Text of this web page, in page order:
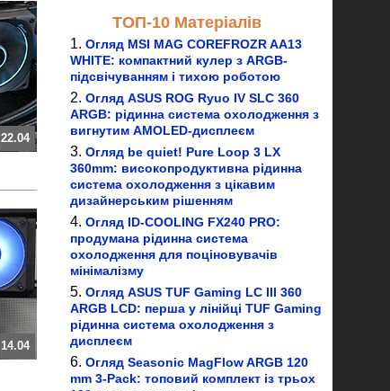
22.04
14.04
ТОП-10 Матеріалів
Огляд MSI MAG COREFROZR AA13
WHITE: компактний кулер з ARGB-
підсвічуванням і тихою роботою
Огляд ASUS ROG Ryuo IV SLC 360
ARGB: рідинна система охолодження з
вигнутим AMOLED-дисплеєм
Огляд be quiet! Pure Loop 3 LX
360mm: високопродуктивна рідинна
система охолодження з цікавим
дизайнерським рішенням
Огляд ID-COOLING FX240 PRO:
продумана рідинна система
охолодження для поціновувачів
мінімалізму
Огляд ASUS TUF Gaming LC III 360
ARGB LCD: перша у лінійці TUF Gaming
рідинна система охолодження з
дисплеєм
Огляд Seasonic MagFlow ARGB 120
mm 3-Pack: топовий комплект із трьох